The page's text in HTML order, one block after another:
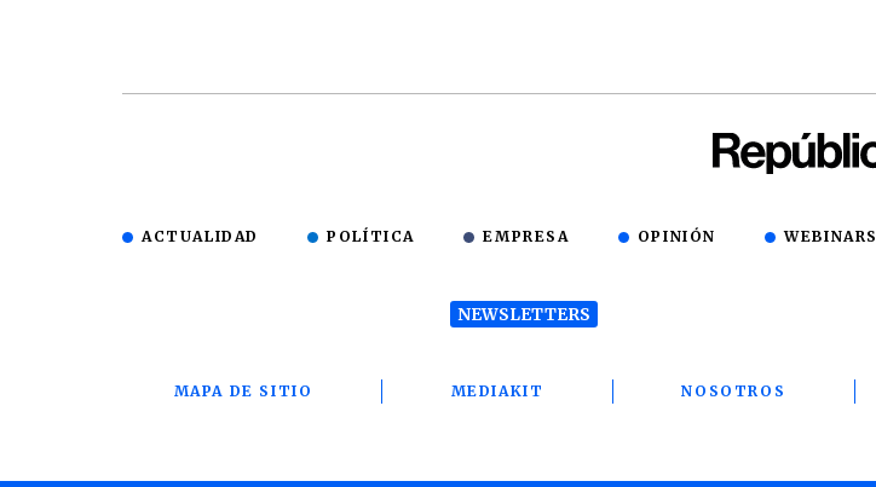
ACTUALIDAD POLÍTICA EMPRESA OPINIÓN WEBINARS
NEWSLETTERS
MAPA DE SITIO MEDIAKIT NOSOTROS